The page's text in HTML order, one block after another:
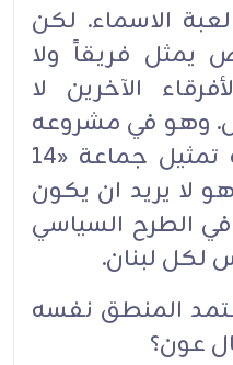
الاسماء. لكن
فريقاً ولا
الآخرين لا
وهو في مشروعه
الرئاسي يتبنى اطروحة تمثيل جماعة «14
لا يريد ان يكون
الطرح السياسي
لكل لبنان.
المنطق نفسه
عون؟